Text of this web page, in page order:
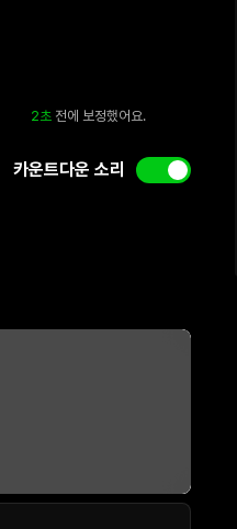
3초 전에 보정했어요.
카운트다운 소리